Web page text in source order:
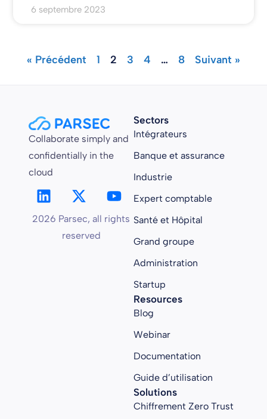
6 septembre 2023
« Précédent 1 2 3 4 … 8 Suivant »
Collaborate simply and
confidentially in the
cloud
2026 Parsec, all rights
reserved
Sectors
Intégrateurs
Banque et assurance
Industrie
Expert comptable
Santé et Hôpital
Grand groupe
Administration
Startup
Resources
Blog
Webinar
Documentation
Guide d’utilisation
Solutions
Chiffrement Zero Trust